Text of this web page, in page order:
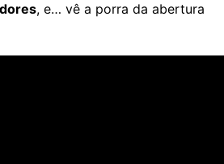
, e… vê a porra da abertura